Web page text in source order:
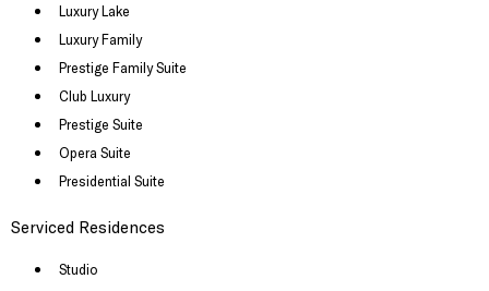
Luxury Lake
Luxury Family
Prestige Family Suite
Club Luxury
Prestige Suite
Opera Suite
Presidential Suite
Serviced Residences
Studio